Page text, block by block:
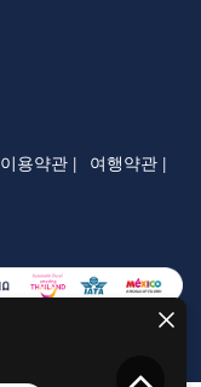
이용약관 |
여행약관 |